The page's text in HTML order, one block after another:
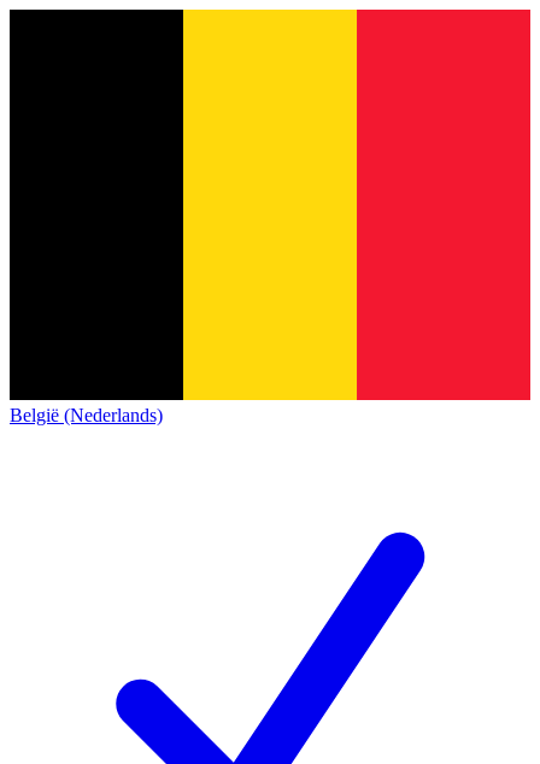
België (Nederlands)